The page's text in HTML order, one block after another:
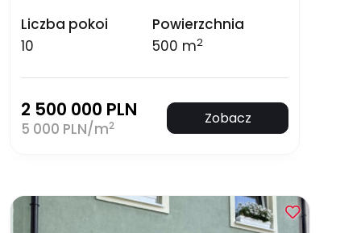
Liczba pokoi
10
Powierzchnia
500 m2
2 500 000 PLN
5 000 PLN/m2 Zobacz